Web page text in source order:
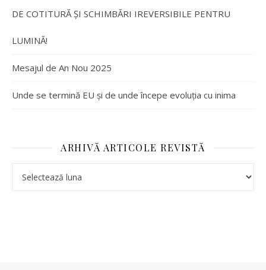
DE COTITURĂ ȘI SCHIMBĂRI IREVERSIBILE PENTRU
LUMINĂ!
Mesajul de An Nou 2025
Unde se termină EU și de unde începe evoluția cu inima
ARHIVĂ ARTICOLE REVISTĂ